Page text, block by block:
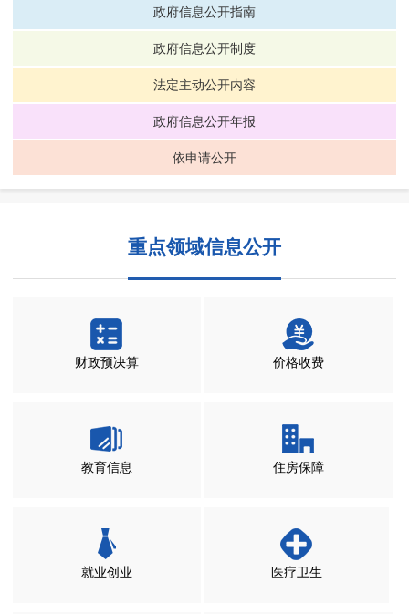
政府信息公开指南
政府信息公开制度
法定主动公开内容
政府信息公开年报
依申请公开
重点领域信息公开
财政预决算 价格收费
教育信息 住房保障
就业创业 医疗卫生